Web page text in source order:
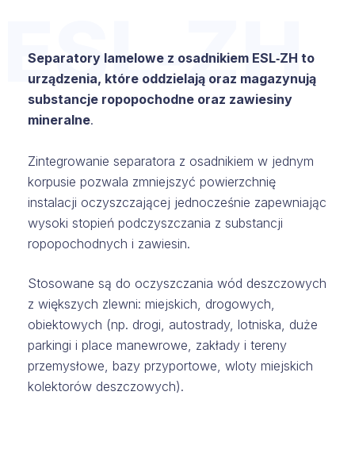
ESL‑ZH
Separatory lamelowe z osadnikiem ESL‑ZH to
urządzenia, które oddzielają oraz magazynują
substancje ropopochodne oraz zawiesiny
mineralne.
Zintegrowanie separatora z osadnikiem w jednym
korpusie pozwala zmniejszyć powierzchnię
instalacji oczyszczającej jednocześnie zapewniając
wysoki stopień podczyszczania z substancji
ropopochodnych i zawiesin.
Stosowane są do oczyszczania wód deszczowych
z większych zlewni: miejskich, drogowych,
obiektowych (np. drogi, autostrady, lotniska, duże
parkingi i place manewrowe, zakłady i tereny
przemysłowe, bazy przyportowe, wloty miejskich
kolektorów deszczowych).